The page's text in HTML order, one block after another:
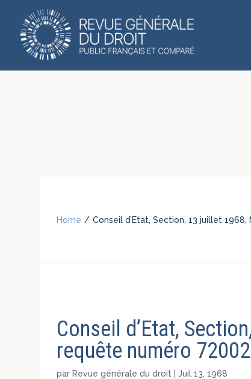
Home / Conseil d’Etat, Section, 13 juillet
Conseil d’Etat,
requête numéro
parRevue générale du droit |Juil 13, 1968